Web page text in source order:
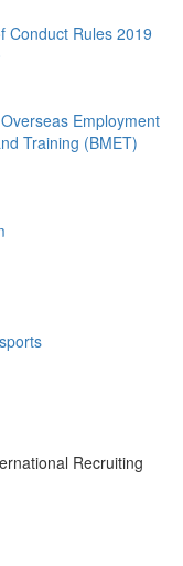
Conduct Rules 2019
Employment
Training (BMET)
Recruiting